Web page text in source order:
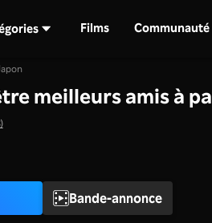
Films Communauté
meilleurs amis à
Bande-annonce